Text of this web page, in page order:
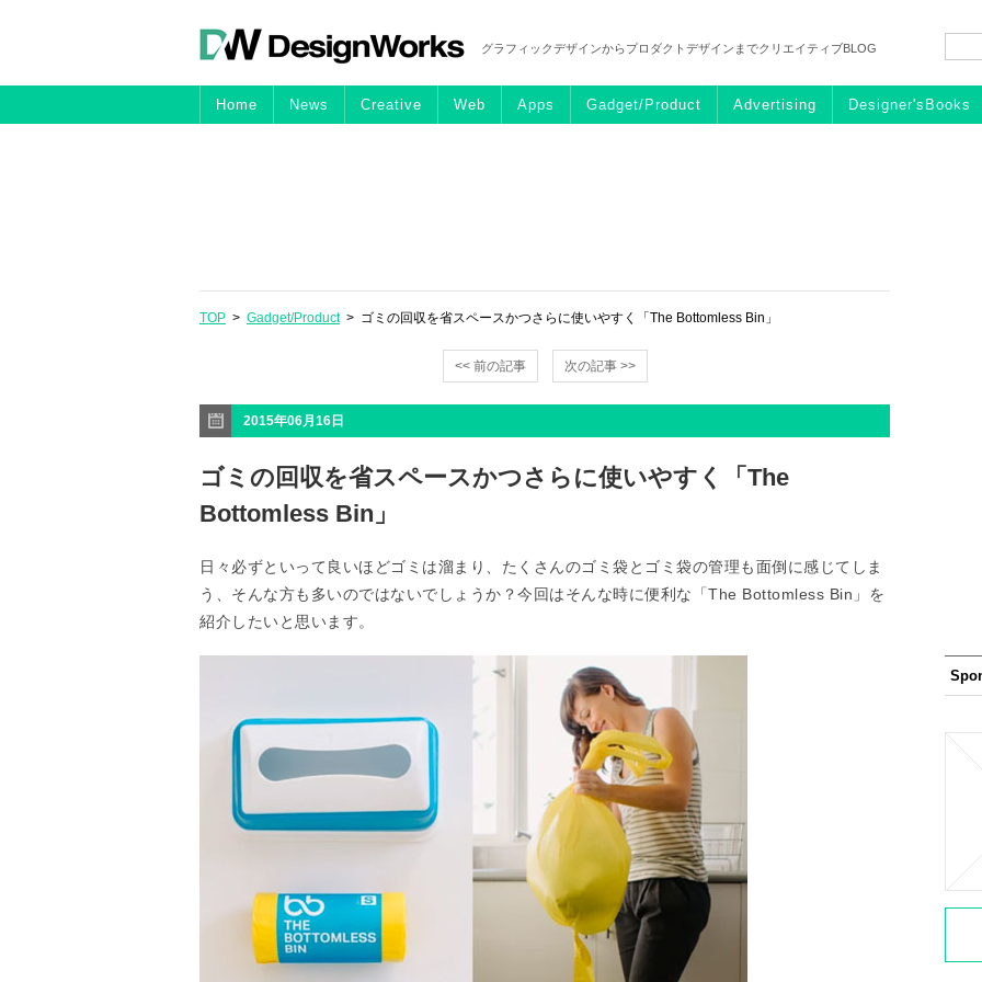
グラフィックデザインからプロダクトデザインまでクリエイティブBLOG
Home News Creative Web Apps Gadget/Product Advertising Designer'sBooks
TOP > Gadget/Product> ゴミの回収を省スペースかつさらに使いやすく「The Bottomless Bin」
<< 前の記事 次の記事 >>
2015年06月16日
ゴミの回収を省スペースかつさらに使いやすく「The
Bottomless Bin」
日々必ずといって良いほどゴミは溜まり、たくさんのゴミ袋とゴミ袋の管理も面倒に感じてしま
う、そんな方も多いのではないでしょうか？今回はそんな時に便利な「The Bottomless Bin」を
紹介したいと思います。